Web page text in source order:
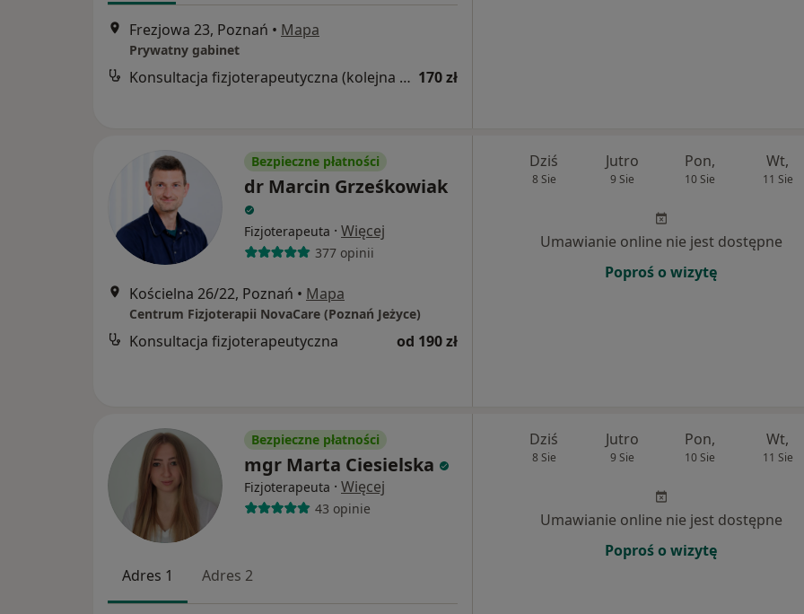
Frezjowa 23, Poznań • Mapa
Prywatny gabinet
Konsultacja fizjoterapeutyczna (kolejna wizyta) 170 zł
Bezpieczne płatności
dr Marcin Grześkowiak
Fizjoterapeuta · Więcej
377 opinii
Kościelna 26/22, Poznań • Mapa
Centrum Fizjoterapii NovaCare (Poznań Jeżyce)
Konsultacja fizjoterapeutyczna od 190 zł
Dziś
8 Sie
Jutro
9 Sie
Pon,
10 Sie
Wt,
11 Sie
Umawianie online nie jest dostępne
Poproś o wizytę
Bezpieczne płatności
mgr Marta Ciesielska
Fizjoterapeuta · Więcej
43 opinie
Adres 1 Adres 2
Dziś
8 Sie
Jutro
9 Sie
Pon,
10 Sie
Wt,
11 Sie
Umawianie online nie jest dostępne
Poproś o wizytę